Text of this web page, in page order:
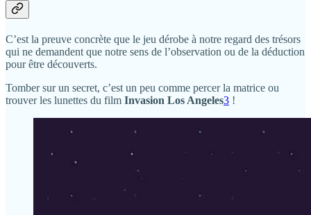
C’est la preuve concrète que le jeu dérobe à notre regard des trésors
qui ne demandent que notre sens de l’observation ou de la déduction
pour être découverts.
Tomber sur un secret, c’est un peu comme percer la matrice ou
trouver les lunettes du film Invasion Los Angeles3 !